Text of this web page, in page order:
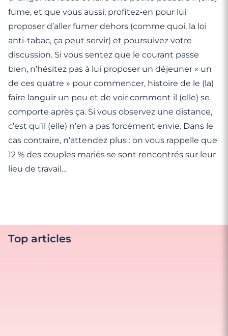
fume, et que vous aussi, profitez-en pour lui
proposer d’aller fumer dehors (comme quoi, la loi
anti-tabac, ça peut servir) et poursuivez votre
discussion. Si vous sentez que le courant passe
bien, n’hésitez pas à lui proposer un déjeuner « un
de ces quatre » pour commencer, histoire de le (la)
faire languir un peu et de voir comment il (elle) se
comporte après ça. Si vous observez une distance,
c’est qu’il (elle) n’en a pas forcément envie. Dans le
cas contraire, n’attendez plus : on vous rappelle que
12 % des couples mariés se sont rencontrés sur leur
lieu de travail…
Top articles